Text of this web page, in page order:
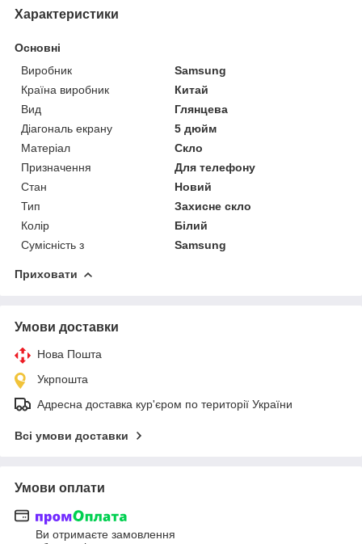
Характеристики
Основні
Виробник
Samsung
Країна виробник
Китай
Вид
Глянцева
Діагональ екрану
5 дюйм
Матеріал
Скло
Призначення
Для телефону
Стан
Новий
Тип
Захисне скло
Колір
Білий
Сумісність з
Samsung
Приховати
Умови доставки
Нова Пошта
Укрпошта
Адресна доставка кур'єром по території України
Всі умови доставки
Умови оплати
Ви отримаєте замовлення